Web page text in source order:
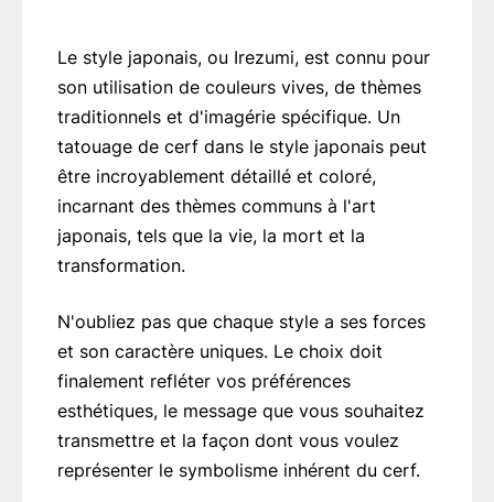
Le style japonais, ou Irezumi, est connu pour
son utilisation de couleurs vives, de thèmes
traditionnels et d'imagérie spécifique. Un
tatouage de cerf dans le style japonais peut
être incroyablement détaillé et coloré,
incarnant des thèmes communs à l'art
japonais, tels que la vie, la mort et la
transformation.
N'oubliez pas que chaque style a ses forces
et son caractère uniques. Le choix doit
finalement refléter vos préférences
esthétiques, le message que vous souhaitez
transmettre et la façon dont vous voulez
représenter le symbolisme inhérent du cerf.